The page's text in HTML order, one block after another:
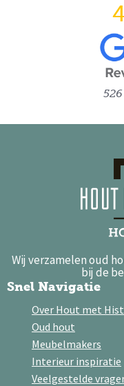
Wij verzamelen oud
bij de
Snel Navigatie
Over Hout met
Oud hout
Meubelmakers
Interieur inspiratie
Veelgestelde